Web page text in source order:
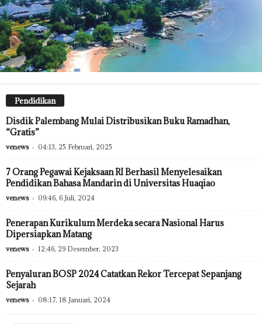
Pendidikan
Disdik Palembang Mulai Distribusikan Buku Ramadhan,
“Gratis”
venews - 04:13, 25 Februari, 2025
7 Orang Pegawai Kejaksaan RI Berhasil Menyelesaikan
Pendidikan Bahasa Mandarin di Universitas Huaqiao
venews - 09:46, 6 Juli, 2024
Penerapan Kurikulum Merdeka secara Nasional Harus
Dipersiapkan Matang
venews - 12:46, 29 Desember, 2023
Penyaluran BOSP 2024 Catatkan Rekor Tercepat Sepanjang
Sejarah
venews - 08:17, 18 Januari, 2024